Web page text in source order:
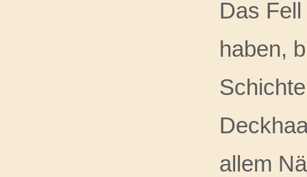
Das
haben,
allem